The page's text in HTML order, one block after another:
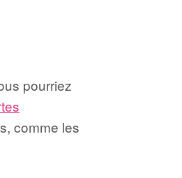
pourriez
comme les